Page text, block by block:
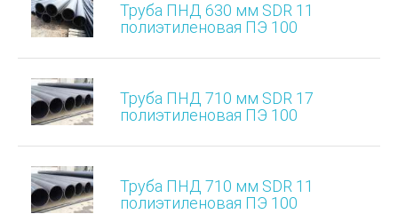
Труба ПНД 630 мм SDR 11
полиэтиленовая ПЭ 100
Труба ПНД 710 мм SDR 17
полиэтиленовая ПЭ 100
Труба ПНД 710 мм SDR 11
полиэтиленовая ПЭ 100